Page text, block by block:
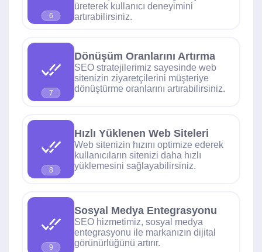
6
üreterek kullanıcı deneyimini
artırabilirsiniz.
7
Dönüşüm Oranlarını Artırma
SEO stratejilerimiz sayesinde web
sitenizin ziyaretçilerini müşteriye
dönüştürme oranlarını artırabilirsiniz.
8
Hızlı Yüklenen Web Siteleri
Web sitenizin hızını optimize ederek
kullanıcıların sitenizi daha hızlı
yüklemesini sağlayabilirsiniz.
9
Sosyal Medya Entegrasyonu
SEO hizmetimiz, sosyal medya
entegrasyonu ile markanızın dijital
görünürlüğünü artırır.